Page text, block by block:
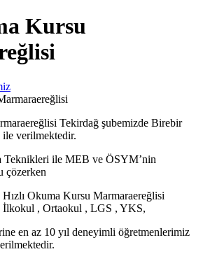
Kursu
Tekirdağ şubemizde Birebir
verilmektedir.
Teknikleri ile MEB ve ÖSYM’nin
çözerken
Hızlı Okuma Kursu Marmaraereğlisi
İlkokul , Ortaokul , LGS , YKS,
en az 10 yıl deneyimli öğretmenlerimiz